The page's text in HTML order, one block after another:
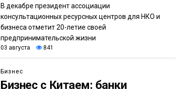
В декабре президент ассоциации
консультационных ресурсных центров для НКО и
бизнеса отметит 20-летие своей
предпринимательской жизни
03 августа 841
Бизнес
Бизнес с Китаем: банки